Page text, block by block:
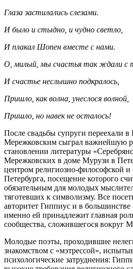
Глаза застилались слезами.
И было и стыдно, и чудно светло,
И плакал Шопен вместе с нами.
О, милый, мы счастья так ждали с
И счастье неслышно подкралось,
Пришло, как волна, унеслося волной,
Пришло, но навек не осталось!
После свадьбы супруги переехали в
Мережковским сыграл важнейшую
становлении литературы
Мережковских в доме Мурузи в
центром религиозно-философской
Петербурга, посещение которого
обязательным для молодых
тяготевших к символизму. Все
авторитет Гиппиус и в большинстве
именно ей принадлежит главная
сообщества, сложившегося вокруг
Молодые поэты, проходившие
знакомством с «мэтрессой»,
психологические затруднения: